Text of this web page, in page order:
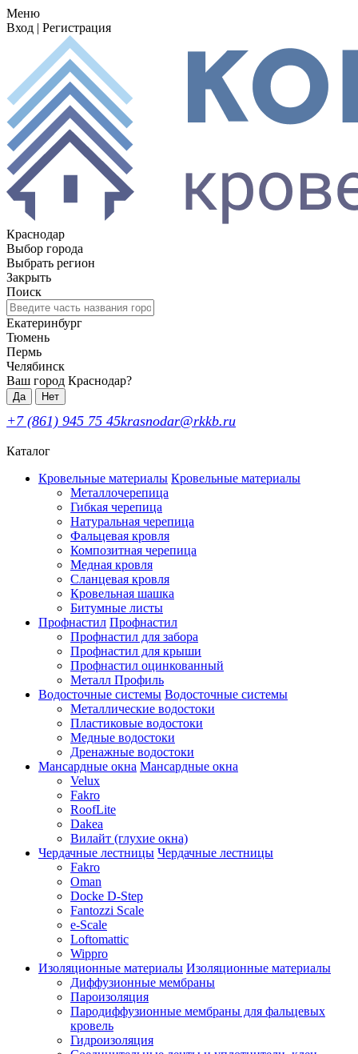
Меню
Вход | Регистрация
Краснодар
Выбор города
Выбрать регион
Закрыть
Поиск
Екатеринбург
Тюмень
Пермь
Челябинск
Ваш город Краснодар?
Да Нет
+7 (861) 945 75 45krasnodar@rkkb.ru
Каталог
Кровельные материалы Кровельные материалы
Металлочерепица
Гибкая черепица
Натуральная черепица
Фальцевая кровля
Композитная черепица
Медная кровля
Сланцевая кровля
Кровельная шашка
Битумные листы
Профнастил Профнастил
Профнастил для забора
Профнастил для крыши
Профнастил оцинкованный
Металл Профиль
Водосточные системы Водосточные системы
Металлические водостоки
Пластиковые водостоки
Медные водостоки
Дренажные водостоки
Мансардные окна Мансардные окна
Velux
Fakro
RoofLite
Dakea
Вилайт (глухие окна)
Чердачные лестницы Чердачные лестницы
Fakro
Oman
Docke D-Step
Fantozzi Scale
e-Scale
Loftomattic
Wippro
Изоляционные материалы Изоляционные материалы
Диффузионные мембраны
Пароизоляция
Пародиффузионные мембраны для фальцевых
кровель
Гидроизоляция